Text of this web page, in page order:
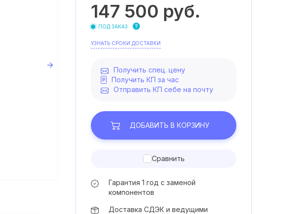
147 500 руб.
ПОД ЗАКАЗ
УЗНАТЬ СРОКИ ДОСТАВКИ
Получить спец. цену
Получить КП за час
Отправить КП себе на почту
ДОБАВИТЬ В КОРЗИНУ
Сравнить
Гарантия 1 год с заменой
компонентов
Доставка СДЭК и ведущими